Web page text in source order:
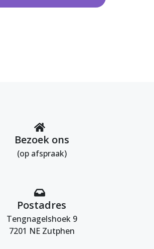
Bezoek ons
(op afspraak)
Postadres
Tengnagelshoek 9
7201 NE Zutphen